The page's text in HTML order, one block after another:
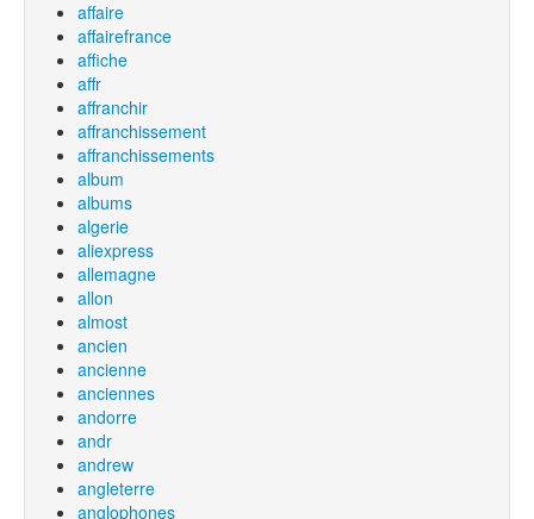
affaire
affairefrance
affiche
affr
affranchir
affranchissement
affranchissements
album
albums
algerie
aliexpress
allemagne
allon
almost
ancien
ancienne
anciennes
andorre
andr
andrew
angleterre
anglophones